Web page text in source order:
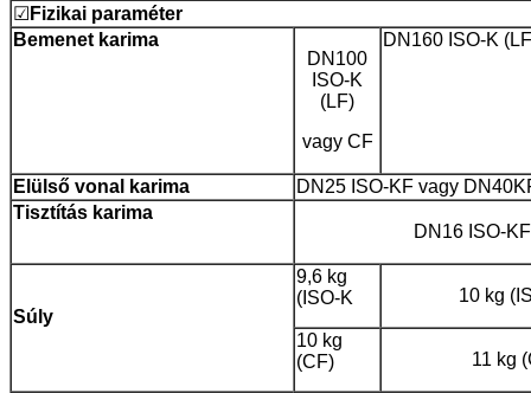
☑ Fizikai paraméter
Bemenet karima
DN100
ISO-K
(LF)
vagy CF
DN160 ISO-K
Elülső vonal karima
DN25 ISO-KF vagy
Tisztítás karima
DN16 ISO-KF
Súly
9,6 kg
(ISO-K
10 kg
10 kg
(CF)
11 kg